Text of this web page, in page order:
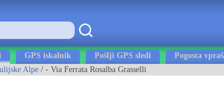
GPS iskalnik Pošlji GPS sledi Pogosta
Alpe / - Via Ferrata Rosalba Grasselli